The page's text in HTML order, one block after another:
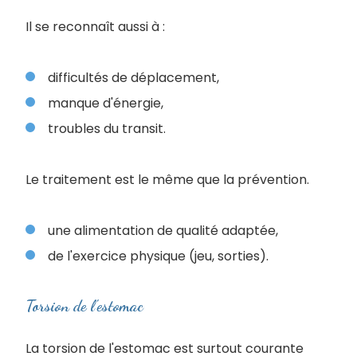
Il se reconnaît aussi à :
difficultés de déplacement,
manque d'énergie,
troubles du transit.
Le traitement est le même que la prévention.
une alimentation de qualité adaptée,
de l'exercice physique (jeu, sorties).
Torsion de l'estomac
La torsion de l'estomac est surtout courante